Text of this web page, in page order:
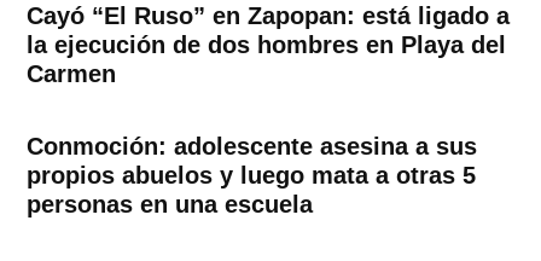
Cayó “El Ruso” en Zapopan: está ligado a
la ejecución de dos hombres en Playa del
Carmen
Conmoción: adolescente asesina a sus
propios abuelos y luego mata a otras 5
personas en una escuela